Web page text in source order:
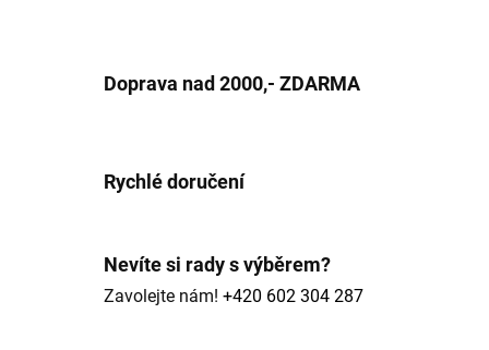
Doprava nad 2000,- ZDARMA
Rychlé doručení
Nevíte si rady s výběrem?
Zavolejte nám! +420 602 304 287